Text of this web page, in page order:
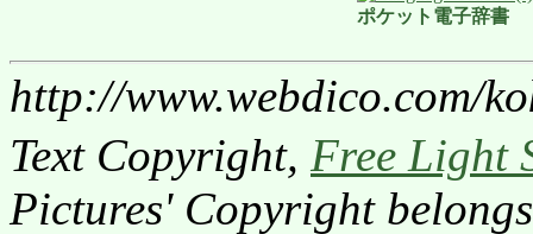
ポケット電子辞書
http://www.webdico.com/
Text Copyright, Free Light
Pictures' Copyright